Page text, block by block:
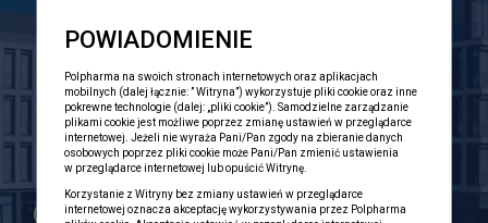
Grupa Polpharma
POWIADOMIENIE
Polpharma na swoich stronach internetowych oraz aplikacjach
mobilnych (dalej łącznie: ” Witryna”) wykorzystuje pliki cookie oraz inne
pokrewne technologie (dalej: „pliki cookie”). Samodzielne zarządzanie
plikami cookie jest możliwe poprzez zmianę ustawień w przeglądarce
internetowej. Jeżeli nie wyraża Pani/Pan zgody na zbieranie danych
osobowych poprzez pliki cookie może Pani/Pan zmienić ustawienia
w przeglądarce internetowej lub opuścić Witrynę.
Korzystanie z Witryny bez zmiany ustawień w przeglądarce
internetowej oznacza akceptację wykorzystywania przez Polpharma